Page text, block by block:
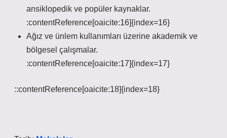
ansiklopedik ve popüler kaynaklar.
:contentReference[oaicite:16]{index=16}
Ağız ve ünlem kullanımları üzerine akademik ve
bölgesel çalışmalar.
:contentReference[oaicite:17]{index=17}
::contentReference[oaicite:18]{index=18}